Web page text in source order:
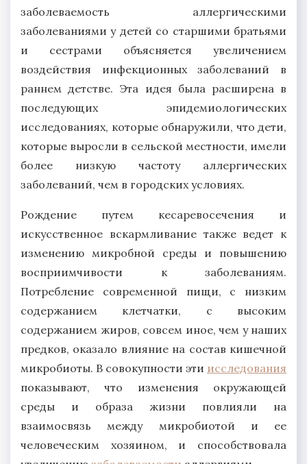
заболеваемость аллергическими
заболеваниями у детей со старшими братьями
и сестрами объясняется увеличением
воздействия инфекционных заболеваний в
раннем детстве. Эта идея была расширена в
последующих эпидемиологических
исследованиях, которые обнаружили, что дети,
которые выросли в сельской местности, имели
более низкую частоту аллергических
заболеваний, чем в городских условиях.
Рождение путем кесаревосечения и
искусственное вскармливание также ведет к
изменению микробной среды и повышению
восприимчивости к заболеваниям.
Потребление современной пищи, с низким
содержанием клетчатки, с высоким
содержанием жиров, совсем иное, чем у наших
предков, оказало влияние на состав кишечной
микробиоты. В совокупности эти исследования
показывают, что изменения окружающей
среды и образа жизни повлияли на
взаимосвязь между микробиотой и ее
человеческим хозяином, и способствовала